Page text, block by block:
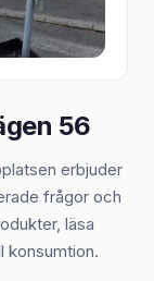
56
erbjuder
frågor och
läsa
konsumtion.